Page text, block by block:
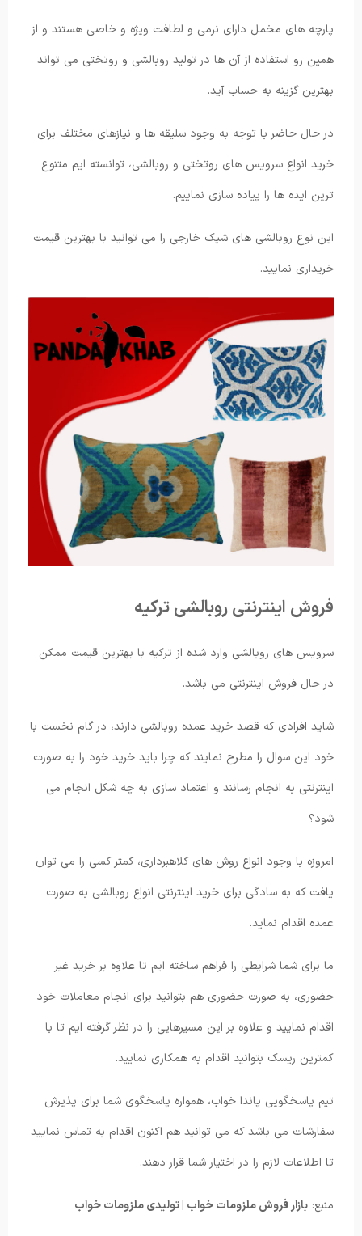
پارچه های مخمل دارای نرمی و لطافت ویژه و خاصی هستند و از
همین رو استفاده از آن ها در تولید روبالشی و روتختی می تواند
بهترین گزینه به حساب آید.
در حال حاضر با توجه به وجود سلیقه ها و نیازهای مختلف برای
خرید انواع سرویس های روتختی و روبالشی، توانسته ایم متنوع
ترین ایده ها را پیاده سازی نماییم.
این نوع روبالشی های شیک خارجی را می توانید با بهترین قیمت
خریداری نمایید.
فروش اینترنتی روبالشی ترکیه
سرویس های روبالشی وارد شده از ترکیه با بهترین قیمت ممکن
در حال فروش اینترنتی می باشد.
شاید افرادی که قصد خرید عمده روبالشی دارند، در گام نخست با
خود این سوال را مطرح نمایند که چرا باید خرید خود را به صورت
اینترنتی به انجام رسانند و اعتماد سازی به چه شکل انجام می
شود؟
امروزه با وجود انواع روش های کلاهبرداری، کمتر کسی را می توان
یافت که به سادگی برای خرید اینترنتی انواع روبالشی به صورت
عمده اقدام نماید.
ما برای شما شرایطی را فراهم ساخته ایم تا علاوه بر خرید غیر
حضوری، به صورت حضوری هم بتوانید برای انجام معاملات خود
اقدام نمایید و علاوه بر این مسیرهایی را در نظر گرفته ایم تا با
کمترین ریسک بتوانید اقدام به همکاری نمایید.
تیم پاسخگویی پاندا خواب، همواره پاسخگوی شما برای پذیرش
سفارشات می باشد که می توانید هم اکنون اقدام به تماس نمایید
تا اطلاعات لازم را در اختیار شما قرار دهند.
منبع: بازار فروش ملزومات خواب | تولیدی ملزومات خواب